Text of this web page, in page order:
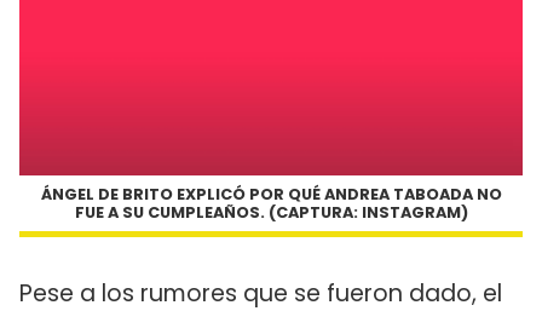
ÁNGEL DE BRITO EXPLICÓ POR QUÉ ANDREA TABOADA NO
FUE A SU CUMPLEAÑOS. (CAPTURA: INSTAGRAM)
Pese a los rumores que se fueron dado, el